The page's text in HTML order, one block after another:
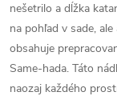
nešetrilo a dĺžka
na pohľad v sade,
obsahuje
Same-hada. Táto
naozaj každého